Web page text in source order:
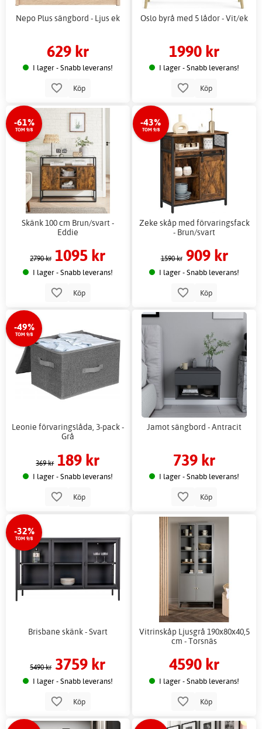
Nepo Plus sängbord - Ljus ek
629 kr
I lager - Snabb leverans!
Köp
Oslo byrå med 5 lådor - Vit/ek
1990 kr
I lager - Snabb leverans!
Köp
-61%
TOM 9/8
Skänk 100 cm Brun/svart -
Eddie
2790 kr 1095 kr
I lager - Snabb leverans!
Köp
-43%
TOM 9/8
Zeke skåp med förvaringsfack
- Brun/svart
1590 kr 909 kr
I lager - Snabb leverans!
Köp
-49%
TOM 9/8
Leonie förvaringslåda, 3-pack -
Grå
369 kr 189 kr
I lager - Snabb leverans!
Köp
Jamot sängbord - Antracit
739 kr
I lager - Snabb leverans!
Köp
-32%
TOM 9/8
Brisbane skänk - Svart
5490 kr 3759 kr
I lager - Snabb leverans!
Köp
Vitrinskåp Ljusgrå 190x80x40,5
cm - Torsnäs
4590 kr
I lager - Snabb leverans!
Köp